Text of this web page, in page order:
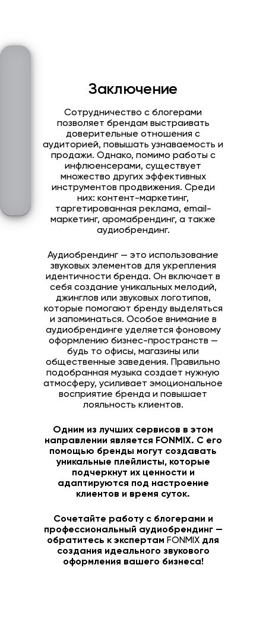
Заключение
Сотрудничество с блогерами
позволяет брендам выстраивать
доверительные отношения с
аудиторией, повышать узнаваемость и
продажи. Однако, помимо работы с
инфлюенсерами, существует
множество других эффективных
инструментов продвижения. Среди
них: контент-маркетинг,
таргетированная реклама, email-
маркетинг, аромабрендинг, а также
аудиобрендинг.
Аудиобрендинг — это использование
звуковых элементов для укрепления
идентичности бренда. Он включает в
себя создание уникальных мелодий,
джинглов или звуковых логотипов,
которые помогают бренду выделяться
и запоминаться. Особое внимание в
аудиобрендинге уделяется фоновому
оформлению бизнес-пространств —
будь то офисы, магазины или
общественные заведения. Правильно
подобранная музыка создает нужную
атмосферу, усиливает эмоциональное
восприятие бренда и повышает
лояльность клиентов.
Одним из лучших сервисов в этом
направлении является FONMIX. С его
помощью бренды могут создавать
уникальные плейлисты, которые
подчеркнут их ценности и
адаптируются под настроение
клиентов и время суток.
Сочетайте работу с блогерами и
профессиональный аудиобрендинг —
обратитесь к экспертам FONMIX для
создания идеального звукового
оформления вашего бизнеса!